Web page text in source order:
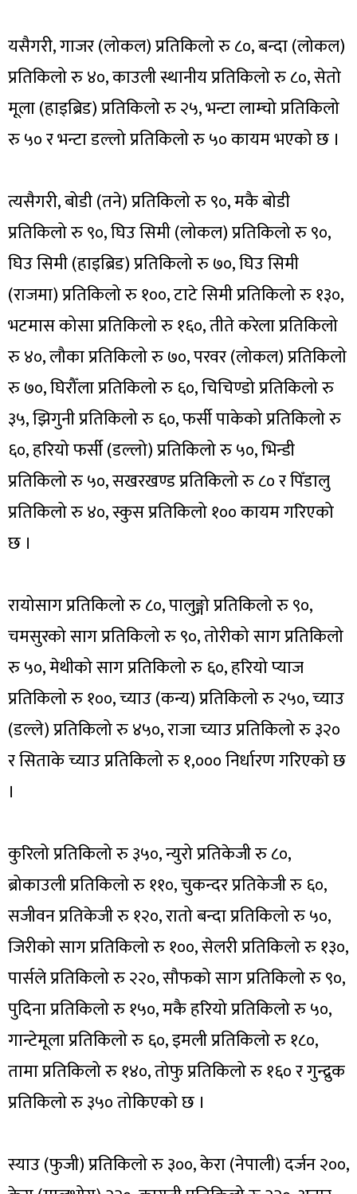
यसैगरी, गाजर (लोकल) प्रतिकिलो रु ८०, बन्दा (लोकल)
प्रतिकिलो रु ४०, काउली स्थानीय प्रतिकिलो रु ८०, सेतो
मूला (हाइब्रिड) प्रतिकिलो रु २५, भन्टा लाम्चो प्रतिकिलो
रु ५० र भन्टा डल्लो प्रतिकिलो रु ५० कायम भएको छ ।
त्यसैगरी, बोडी (तने) प्रतिकिलो रु ९०, मकै बोडी
प्रतिकिलो रु ९०, घिउ सिमी (लोकल) प्रतिकिलो रु ९०,
घिउ सिमी (हाइब्रिड) प्रतिकिलो रु ७०, घिउ सिमी
(राजमा) प्रतिकिलो रु १००, टाटे सिमी प्रतिकिलो रु १३०,
भटमास कोसा प्रतिकिलो रु १६०, तीते करेला प्रतिकिलो
रु ४०, लौका प्रतिकिलो रु ७०, परवर (लोकल) प्रतिकिलो
रु ७०, घिरौँला प्रतिकिलो रु ६०, चिचिण्डो प्रतिकिलो रु
३५, झिगुनी प्रतिकिलो रु ६०, फर्सी पाकेको प्रतिकिलो रु
६०, हरियो फर्सी (डल्लो) प्रतिकिलो रु ५०, भिन्डी
प्रतिकिलो रु ५०, सखरखण्ड प्रतिकिलो रु ८० र पिँडालु
प्रतिकिलो रु ४०, स्कुस प्रतिकिलो १०० कायम गरिएको
छ ।
रायोसाग प्रतिकिलो रु ८०, पालुङ्गो प्रतिकिलो रु ९०,
चमसुरको साग प्रतिकिलो रु ९०, तोरीको साग प्रतिकिलो
रु ५०, मेथीको साग प्रतिकिलो रु ६०, हरियो प्याज
प्रतिकिलो रु १००, च्याउ (कन्य) प्रतिकिलो रु २५०, च्याउ
(डल्ले) प्रतिकिलो रु ४५०, राजा च्याउ प्रतिकिलो रु ३२०
र सिताके च्याउ प्रतिकिलो रु १,००० निर्धारण गरिएको छ
।
कुरिलो प्रतिकिलो रु ३५०, न्युरो प्रतिकेजी रु ८०,
ब्रोकाउली प्रतिकिलो रु ११०, चुकन्दर प्रतिकेजी रु ६०,
सजीवन प्रतिकेजी रु १२०, रातो बन्दा प्रतिकिलो रु ५०,
जिरीको साग प्रतिकिलो रु १००, सेलरी प्रतिकिलो रु १३०,
पार्सले प्रतिकिलो रु २२०, सौफको साग प्रतिकिलो रु ९०,
पुदिना प्रतिकिलो रु १५०, मकै हरियो प्रतिकिलो रु ५०,
गान्टेमूला प्रतिकिलो रु ६०, इमली प्रतिकिलो रु १८०,
तामा प्रतिकिलो रु १४०, तोफु प्रतिकिलो रु १६० र गुन्द्रुक
प्रतिकिलो रु ३५० तोकिएको छ ।
स्याउ (फुजी) प्रतिकिलो रु ३००, केरा (नेपाली) दर्जन २००,